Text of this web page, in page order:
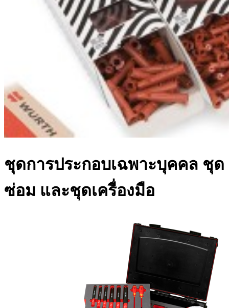
ชุดการประกอบเฉพาะบุคคล ชุด
ซ่อม และชุดเครื่องมือ